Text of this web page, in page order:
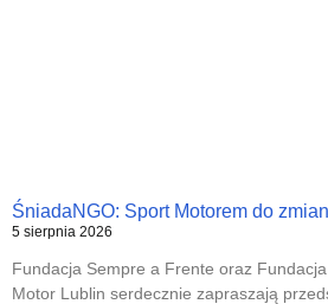
ŚniadaNGO: Sport Motorem do
5 sierpnia 2026
Fundacja Sempre a Frente oraz Fundacja
Motor Lublin serdecznie zapraszają